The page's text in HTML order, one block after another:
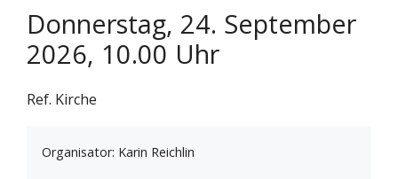
Donnerstag, 24. September
2026, 10.00 Uhr
Ref. Kirche
Organisator: Karin Reichlin